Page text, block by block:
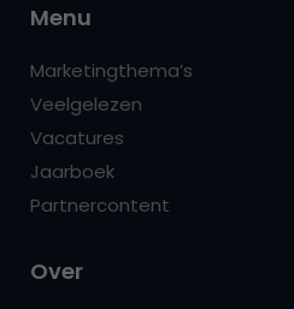
Menu
Marketingthema’s
Veelgelezen
Vacatures
Jaarboek
Partnercontent
Over